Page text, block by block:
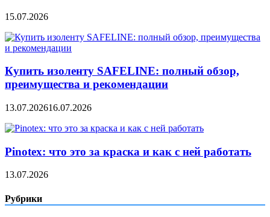
15.07.2026
Купить изоленту SAFELINE: полный обзор,
преимущества и рекомендации
13.07.202616.07.2026
Pinotex: что это за краска и как с ней работать
13.07.2026
Рубрики